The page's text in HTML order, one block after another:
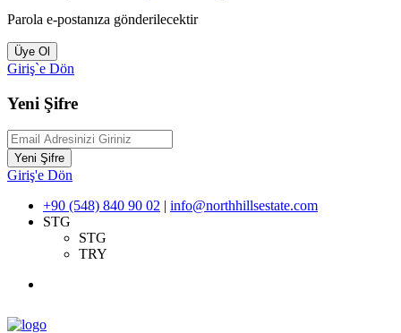
Parola e-postanıza gönderilecektir
Üye Ol
Giriş`e Dön
Yeni Şifre
Yeni Şifre
Giriş'e Dön
+90 (548) 840 90 02 | info@northhillsestate.com
STG
STG
TRY